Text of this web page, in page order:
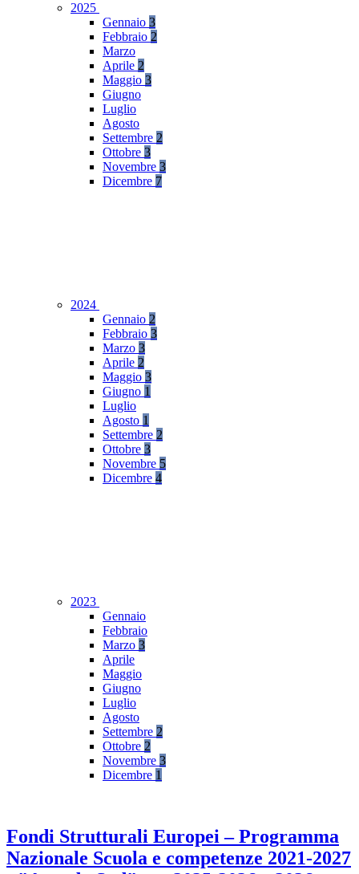
2025
Gennaio 3
Febbraio 2
Marzo
Aprile 2
Maggio 3
Giugno
Luglio
Agosto
Settembre 2
Ottobre 3
Novembre 3
Dicembre 7
2024
Gennaio 2
Febbraio 3
Marzo 3
Aprile 2
Maggio 3
Giugno 1
Luglio
Agosto 1
Settembre 2
Ottobre 3
Novembre 5
Dicembre 4
2023
Gennaio
Febbraio
Marzo 3
Aprile
Maggio
Giugno
Luglio
Agosto
Settembre 2
Ottobre 2
Novembre 3
Dicembre 1
Fondi Strutturali Europei – Programma
Nazionale Scuola e competenze 2021-2027